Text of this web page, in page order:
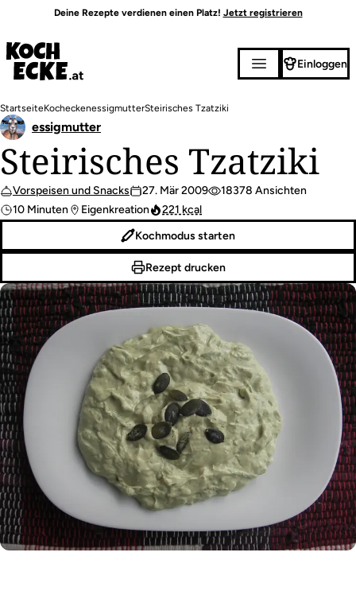
Inhalt
Deine Rezepte verdienen einen Platz! Jetzt registrieren
Einloggen
Pfadnavigation
StartseiteKocheckenessigmutterSteirisches Tzatziki
Steirisches Tzatziki
Vorspeisen und Snacks 27. Mär 2009
18378 Ansichten
10 Minuten
Eigenkreation 221 kcal
essigmutter
Kochmodus starten
Rezept drucken